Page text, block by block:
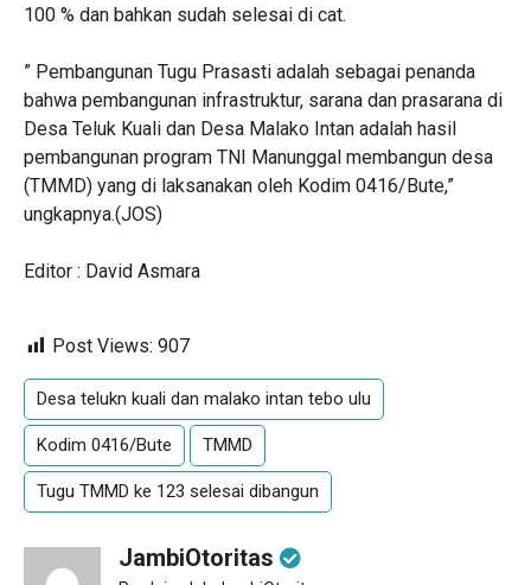
100 % dan bahkan sudah selesai di cat.
” Pembangunan Tugu Prasasti adalah sebagai penanda
bahwa pembangunan infrastruktur, sarana dan prasarana di
Desa Teluk Kuali dan Desa Malako Intan adalah hasil
pembangunan program TNI Manunggal membangun desa
(TMMD) yang di laksanakan oleh Kodim 0416/Bute,”
ungkapnya.(JOS)
Editor : David Asmara
Post Views: 907
Desa telukn kuali dan malako intan tebo ulu
Kodim 0416/Bute TMMD
Tugu TMMD ke 123 selesai dibangun
JambiOtoritas